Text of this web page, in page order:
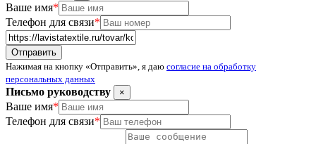
Ваше имя*
Телефон для связи*
Нажимая на кнопку «Отправить», я даю согласие на обработку
персональных данных
Письмо руководству ×
Ваше имя*
Телефон для связи*